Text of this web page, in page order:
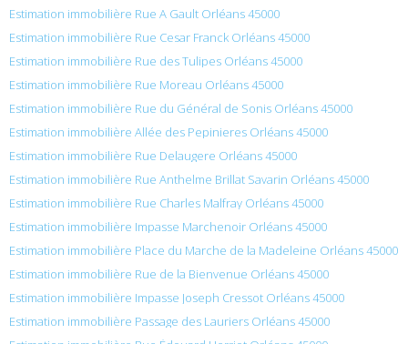
Estimation immobilière Rue A Gault Orléans 45000
Estimation immobilière Rue Cesar Franck Orléans 45000
Estimation immobilière Rue des Tulipes Orléans 45000
Estimation immobilière Rue Moreau Orléans 45000
Estimation immobilière Rue du Général de Sonis Orléans 45000
Estimation immobilière Allée des Pepinieres Orléans 45000
Estimation immobilière Rue Delaugere Orléans 45000
Estimation immobilière Rue Anthelme Brillat Savarin Orléans 45000
Estimation immobilière Rue Charles Malfray Orléans 45000
Estimation immobilière Impasse Marchenoir Orléans 45000
Estimation immobilière Place du Marche de la Madeleine Orléans 45000
Estimation immobilière Rue de la Bienvenue Orléans 45000
Estimation immobilière Impasse Joseph Cressot Orléans 45000
Estimation immobilière Passage des Lauriers Orléans 45000